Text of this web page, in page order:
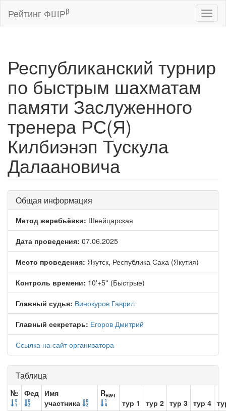
Рейтинг ФШРβ
Республиканский турнир
по быстрым шахматам
памяти Заслуженного
тренера РС(Я)
Килбиэнэп Тускула
Далаановича
Общая информация
Метод жеребьёвки: Швейцарская
Дата проведения: 07.06.2025
Место проведения: Якутск, Республика Саха (Якутия)
Контроль времени: 10'+5'' (Быстрые)
Главный судья: Винокуров Гаврил
Главный секретарь: Егоров Дмитрий
Ссылка на сайт организатора
Таблица
№ Фед Имя
участника
Rнач
тур 1 тур 2 тур 3 тур 4